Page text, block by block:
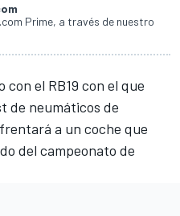
Prime, a través de nuestro
el RB19 con el que
de neumáticos de
a un coche que
del campeonato de